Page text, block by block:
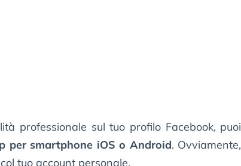
professionale sul tuo profilo Facebook, puoi
per smartphone iOS o Android. Ovviamente,
tuo account personale.